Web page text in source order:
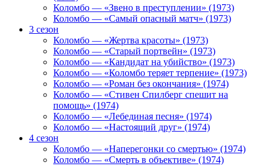
Коломбо — «Звено в преступлении» (1973)
Коломбо — «Самый опасный матч» (1973)
3 сезон
Коломбо — «Жертва красоты» (1973)
Коломбо — «Старый портвейн» (1973)
Коломбо — «Кандидат на убийство» (1973)
Коломбо — «Коломбо теряет терпение» (1973)
Коломбо — «Роман без окончания» (1974)
Коломбо — «Стивен Спилберг спешит на
помощь» (1974)
Коломбо — «Лебединая песня» (1974)
Коломбо — «Настоящий друг» (1974)
4 сезон
Коломбо — «Наперегонки со смертью» (1974)
Коломбо — «Смерть в объективе» (1974)